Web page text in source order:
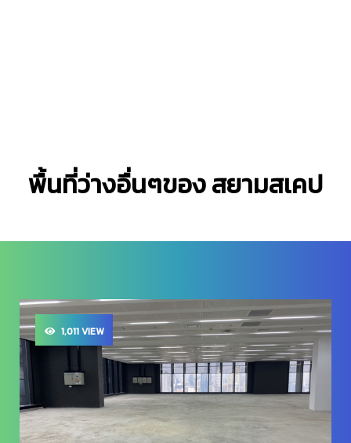
พื้นที่ว่างอื่นๆของ สยามสเคป
1,011 VIEW